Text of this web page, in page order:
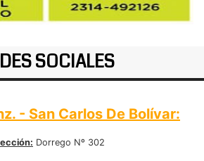
SOCIALES
- San Carlos De Bolívar:
Dorrego Nº 302